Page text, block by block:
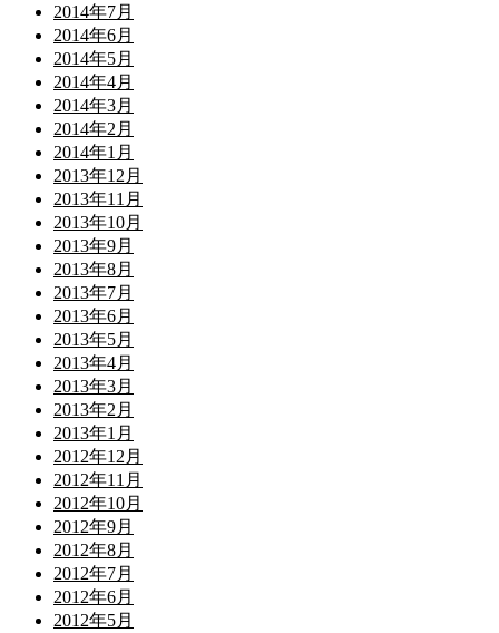
2014年7月
2014年6月
2014年5月
2014年4月
2014年3月
2014年2月
2014年1月
2013年12月
2013年11月
2013年10月
2013年9月
2013年8月
2013年7月
2013年6月
2013年5月
2013年4月
2013年3月
2013年2月
2013年1月
2012年12月
2012年11月
2012年10月
2012年9月
2012年8月
2012年7月
2012年6月
2012年5月